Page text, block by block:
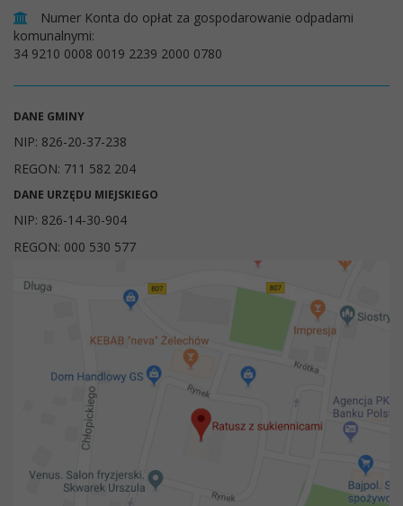
Numer Konta do opłat za gospodarowanie odpadami
komunalnymi:
34 9210 0008 0019 2239 2000 0780
DANE GMINY
NIP: 826-20-37-238
REGON: 711 582 204
DANE URZĘDU MIEJSKIEGO
NIP: 826-14-30-904
REGON: 000 530 577